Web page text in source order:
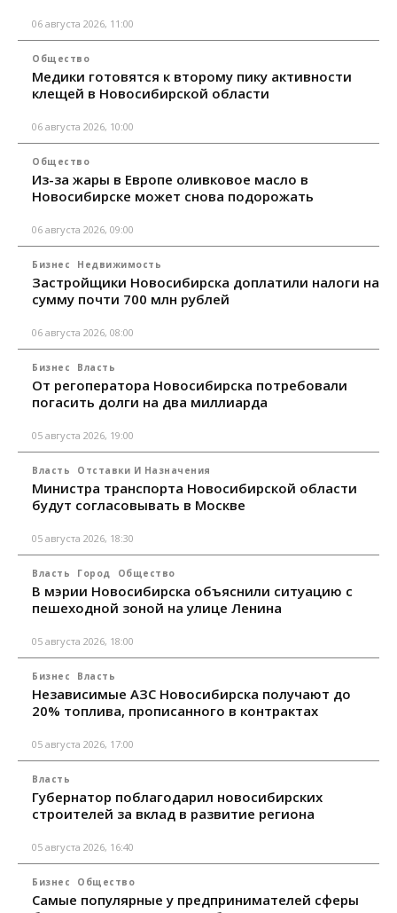
06 августа 2026, 11:00
Общество
Медики готовятся к второму пику активности
клещей в Новосибирской области
06 августа 2026, 10:00
Общество
Из-за жары в Европе оливковое масло в
Новосибирске может снова подорожать
06 августа 2026, 09:00
Бизнес Недвижимость
Застройщики Новосибирска доплатили налоги на
сумму почти 700 млн рублей
06 августа 2026, 08:00
Бизнес Власть
От регоператора Новосибирска потребовали
погасить долги на два миллиарда
05 августа 2026, 19:00
Власть Отставки И Назначения
Министра транспорта Новосибирской области
будут согласовывать в Москве
05 августа 2026, 18:30
Власть Город Общество
В мэрии Новосибирска объяснили ситуацию с
пешеходной зоной на улице Ленина
05 августа 2026, 18:00
Бизнес Власть
Независимые АЗС Новосибирска получают до
20% топлива, прописанного в контрактах
05 августа 2026, 17:00
Власть
Губернатор поблагодарил новосибирских
строителей за вклад в развитие региона
05 августа 2026, 16:40
Бизнес Общество
Самые популярные у предпринимателей сферы